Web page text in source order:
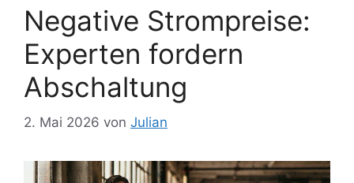
Negative Strompreise:
Experten fordern
Abschaltung
2. Mai 2026 von Julian